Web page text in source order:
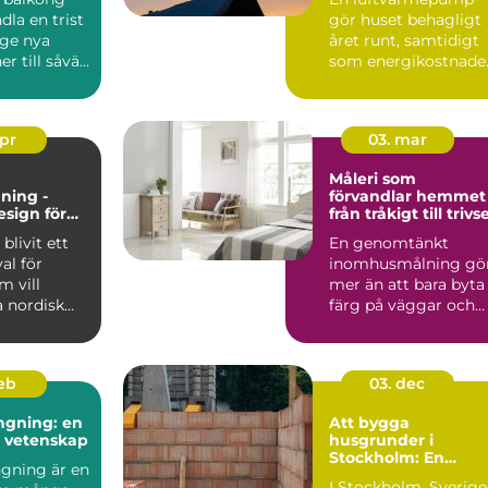
en trist
nya
till såväl
gör huset behagligt
året runt, samtidigt
som
-
för
hem
blivit ett
för
vill
nordisk
03. mar
Måleri som
förvandlar hemmet
från tråkigt till
En genomtänkt
inomhusmålning
mer än att bara byta
färg på väggar och
föra...
en
vetenskap
är en
03. dec
Att bygga
husgrunder i
Stockholm: En